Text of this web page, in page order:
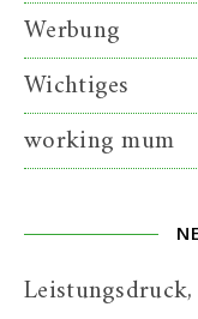
Werbung
Wichtiges
working mum